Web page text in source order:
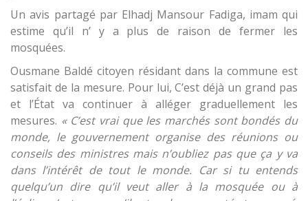
Un avis partagé par Elhadj Mansour Fadiga, imam qui
estime qu’il n’ y a plus de raison de fermer les
mosquées.
Ousmane Baldé citoyen résidant dans la commune est
satisfait de la mesure. Pour lui, C’est déjà un grand pas
et l’État va continuer à alléger graduellement les
mesures. « C’est vrai que les marchés sont bondés du
monde, le gouvernement organise des réunions ou
conseils des ministres mais n’oubliez pas que ça y va
dans l’intérêt de tout le monde. Car si tu entends
quelqu’un dire qu’il veut aller à la mosquée ou à